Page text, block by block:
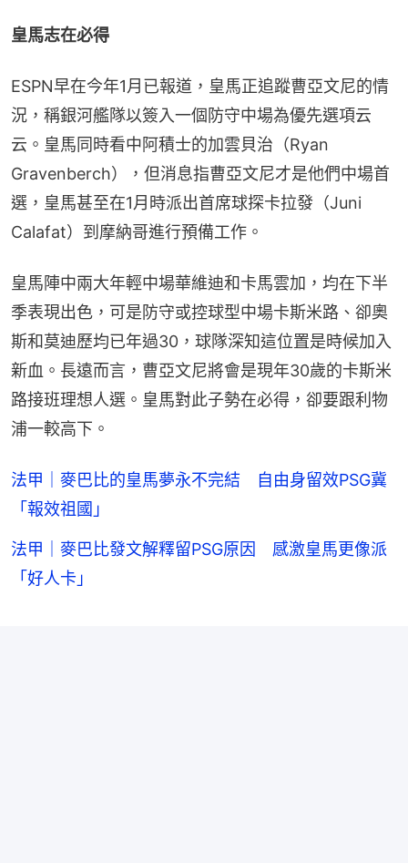
皇馬志在必得
ESPN早在今年1月已報道，皇馬正追蹤曹亞文尼的情
況，稱銀河艦隊以簽入一個防守中場為優先選項云
云。皇馬同時看中阿積士的加雲貝治（Ryan
Gravenberch），但消息指曹亞文尼才是他們中場首
選，皇馬甚至在1月時派出首席球探卡拉發（Juni
Calafat）到摩納哥進行預備工作。
皇馬陣中兩大年輕中場華維迪和卡馬雲加，均在下半
季表現出色，可是防守或控球型中場卡斯米路、卻奧
斯和莫迪歷均已年過30，球隊深知這位置是時候加入
新血。長遠而言，曹亞文尼將會是現年30歲的卡斯米
路接班理想人選。皇馬對此子勢在必得，卻要跟利物
浦一較高下。
法甲｜麥巴比的皇馬夢永不完結 自由身留效PSG冀
「報效祖國」
法甲｜麥巴比發文解釋留PSG原因 感激皇馬更像派
「好人卡」